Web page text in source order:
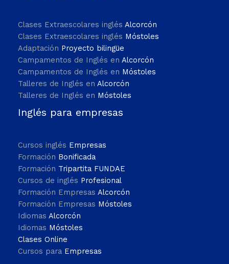
Clases Extraescolares inglés Alcorcón
Clases Extraescolares inglés Móstoles
Adaptación Proyecto bilingüe
Campamentos de Inglés en Alcorcón
Campamentos de Inglés en Móstoles
Talleres de Inglés en Alcorcón
Talleres de Inglés en Móstoles
Inglés para empresas
Cursos inglés Empresas
Formación Bonificada
Formación Tripartita FUNDAE
Cursos de inglés Profesional
Formación Empresas Alcorcón
Formación Empresas Móstoles
Idiomas Alcorcón
Idiomas Móstoles
Clases Online
Cursos para Empresas